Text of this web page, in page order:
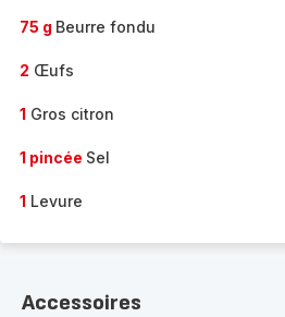
75 g Beurre fondu
2 Œufs
1 Gros citron
1 pincée Sel
1 Levure
Accessoires